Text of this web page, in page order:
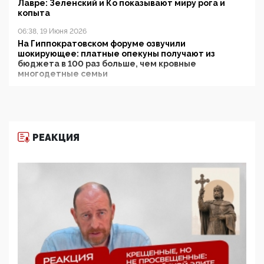
Лавре: Зеленский и Ко показывают миру рога и
копыта
06:38, 19 Июня 2026
На Гиппократовском форуме озвучили
шокирующее: платные опекуны получают из
бюджета в 100 раз больше, чем кровные
многодетные семьи
11:53, 09 Июня 2026
деятельность ИИТО ЮНЕСКО в России, но
цифроглобалисты продолжают определять
повестку в образовании
09:43, 01 Июня 2026
5G за счет здоровья граждан: Минцифры намерено
отобрать у регионов и муниципалитетов право
защищать жилые дома и социальные объекты от
РЕАКЦИЯ